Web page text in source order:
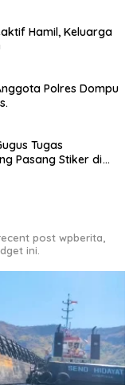
Hamil, Keluarga
Polres Dompu
Tugas
Pasang Stiker di
post wpberita,
ini.